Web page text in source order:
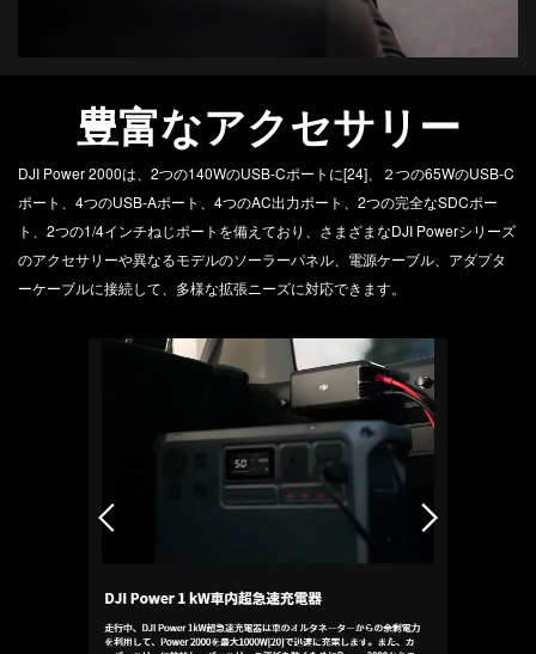
豊富なアクセサリー
DJI Power 2000は、2つの140WのUSB-Cポートに[24]、２つの65WのUSB-C
ポート、4つのUSB-Aポート、4つのAC出力ポート、2つの完全なSDCポー
ト、2つの1/4インチねじポートを備えており、さまざまなDJI Powerシリーズ
のアクセサリーや異なるモデルのソーラーパネル、電源ケーブル、アダプタ
ーケーブルに接続して、多様な拡張ニーズに対応できます。